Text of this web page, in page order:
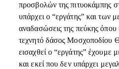
προσβολών της πιτυοκάμπης
υπάρχει ο “εργάτης” και των
αναδασώσεις της πεύκης
τεχνητό δάσος Μοσχοποδίου
εισαχθεί ο “εργάτης” έχουμε
και εκεί που δεν υπάρχει